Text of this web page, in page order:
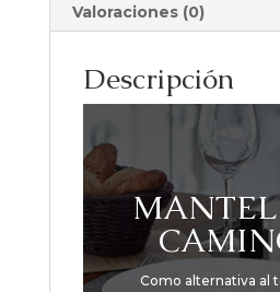
Valoraciones (0)
Descripción
Como alternativa al